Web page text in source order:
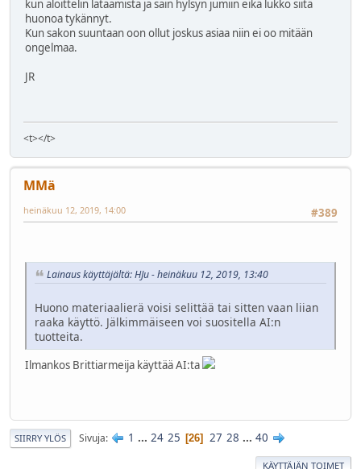
kun aloittelin lataamista ja sain hylsyn jumiin eikä lukko siitä
huonoa tykännyt.
Kun sakon suuntaan oon ollut joskus asiaa niin ei oo mitään
ongelmaa.
JR
<t></t>
MMä
#389
heinäkuu 12, 2019, 14:00
Lainaus käyttäjältä: HJu - heinäkuu 12, 2019, 13:40
Huono materiaalierä voisi selittää tai sitten vaan liian
raaka käyttö. Jälkimmäiseen voi suositella AI:n
tuotteita.
Ilmankos Brittiarmeija käyttää AI:ta
SIIRRY YLÖS Sivuja 1 ... 24 25 26 27 28 ... 40
KÄYTTÄJÄN TOIMET